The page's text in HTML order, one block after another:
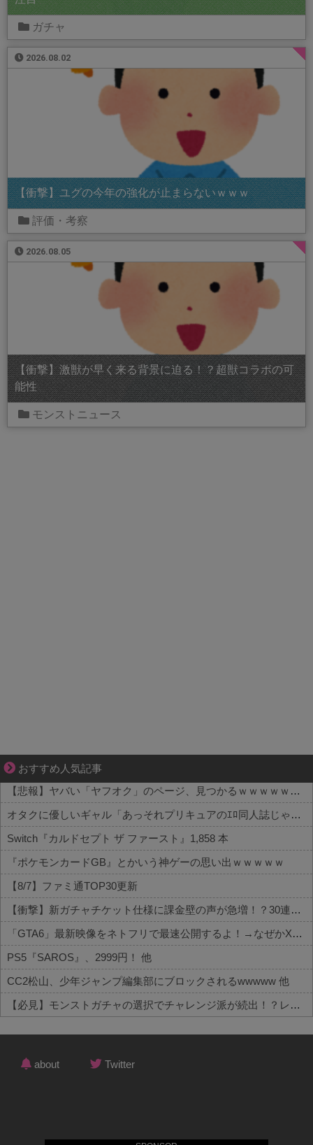
ガチャ
2026.08.02
【衝撃】ユグの今年の強化が止まらないｗｗｗ
評価・考察
2026.08.05
【衝撃】激獣が早く来る背景に迫る！？超獣コラボの可
能性
モンストニュース
おすすめ人気記事
ぜんぶ私が中心、そう思われたくないのに
【悲報】ヤバい「ヤフオク」のページ、見つかるｗｗｗｗｗｗｗ
オタクに優しいギャル「あっそれプリキュアのｴﾛ同人誌じゃんww♡」
Switch『カルドセプト ザ ファースト』1,858 本
『ポケモンカードGB』とかいう神ゲーの思い出ｗｗｗｗｗ
【8/7】ファミ通TOP30更新
【衝撃】新ガチャチケット仕様に課金壁の声が急増！？30連でどうなる 他
「GTA6」最新映像をネトフリで最速公開するよ！→なぜかXで大炎上中wwww 他
PS5『SAROS』、2999円！ 他
CC2松山、少年ジャンプ編集部にブロックされるwwwww 他
【必見】モンストガチャの選択でチャレンジ派が続出！？レギュラーとの違いがコチラ 他
Powered by livedoor 相互RSS
about Twitter